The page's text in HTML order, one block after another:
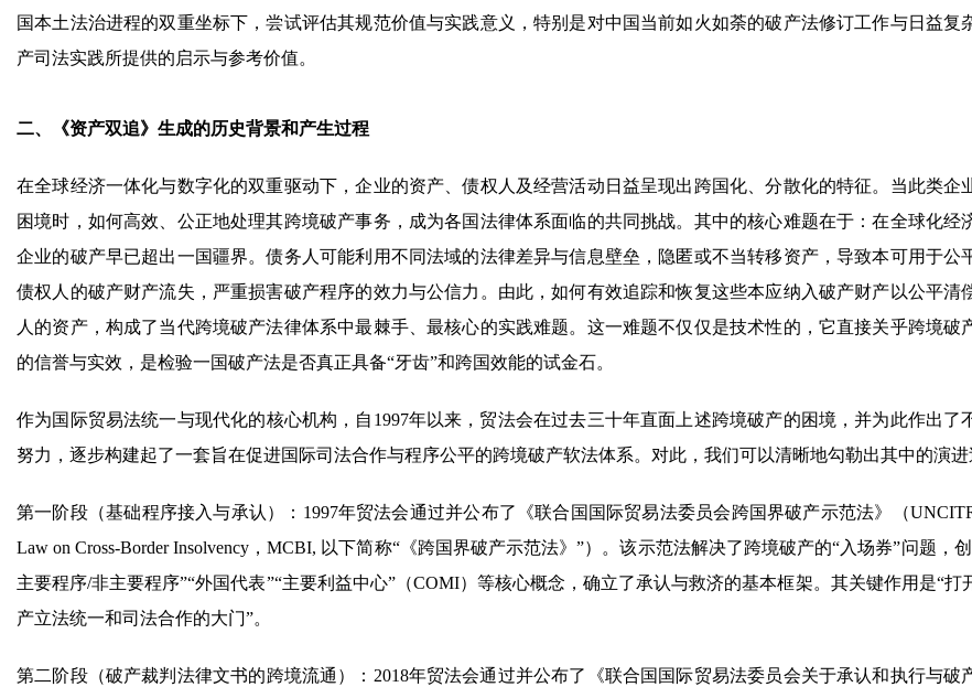
国本土法治进程的双重坐标下，尝试评估其规范价值与实践意义，特别是对中国当前如火如荼的破产法修订工作与日益复
产司法实践所提供的启示与参考价值。
二、《资产双追》生成的历史背景和产生过程
在全球经济一体化与数字化的双重驱动下，企业的资产、债权人及经营活动日益呈现出跨国化、分散化的特征。当此类企
困境时，如何高效、公正地处理其跨境破产事务，成为各国法律体系面临的共同挑战。其中的核心难题在于：在全球化经
企业的破产早已超出一国疆界。债务人可能利用不同法域的法律差异与信息壁垒，隐匿或不当转移资产，导致本可用于公
债权人的破产财产流失，严重损害破产程序的效力与公信力。由此，如何有效追踪和恢复这些本应纳入破产财产以公平清
人的资产，构成了当代跨境破产法律体系中最棘手、最核心的实践难题。这一难题不仅仅是技术性的，它直接关乎跨境破
的信誉与实效，是检验一国破产法是否真正具备“牙齿”和跨国效能的试金石。
作为国际贸易法统一与现代化的核心机构，自1997年以来，贸法会在过去三十年直面上述跨境破产的困境，并为此作出了
努力，逐步构建起了一套旨在促进国际司法合作与程序公平的跨境破产软法体系。对此，我们可以清晰地勾勒出其中的演进
第一阶段（基础程序接入与承认）：1997年贸法会通过并公布了《联合国国际贸易法委员会跨国界破产示范法》（
Law on Cross-Border Insolvency，MCBI, 以下简称“《跨国界破产示范法》”）。该示范法解决了跨境破产的“入场券”问题，
主要程序/非主要程序”“外国代表”“主要利益中心”（COMI）等核心概念，确立了承认与救济的基本框架。其关键作用是“打
产立法统一和司法合作的大门”。
第二阶段（破产裁判法律文书的跨境流通）：2018年贸法会通过并公布了《联合国国际贸易法委员会关于承认和执行与破